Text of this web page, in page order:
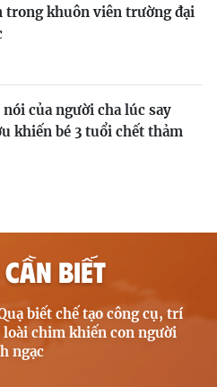
trong khuôn viên trường đại
của người cha lúc say
khiến bé 3 tuổi chết thảm
BIẾT
biết chế tạo công cụ, trí
loài chim khiến con người
ngạc